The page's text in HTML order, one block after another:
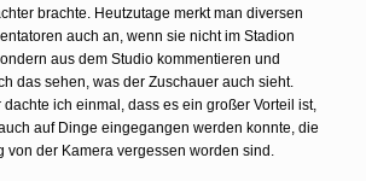
brachte. Heutzutage merkt man diversen
auch an, wenn sie nicht im Stadion
aus dem Studio kommentieren und
das sehen, was der Zuschauer auch sieht.
dachte ich einmal, dass es ein großer Vorteil ist,
auf Dinge eingegangen werden konnte, die
von der Kamera vergessen worden sind.